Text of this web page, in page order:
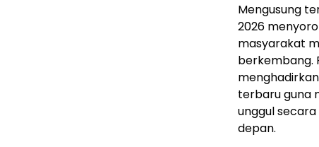
Mengusung
2026
masyarakat
berkembang.
terbaru guna
unggul
depan.